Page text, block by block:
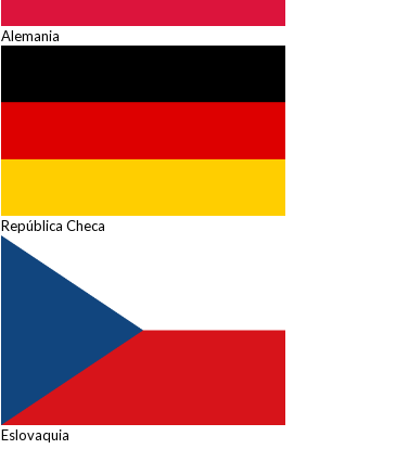
Alemania
República Checa
Eslovaquia